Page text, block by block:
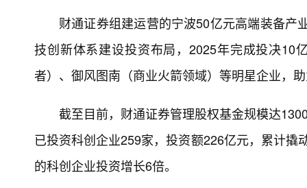
财通证券组建运营的宁波50亿元高端装备产
技创新体系建设投资布局，2025年完成投决10
者）、御风图南（商业火箭领域）等明星企业，
截至目前，财通证券管理股权基金规模达
已投资科创企业259家，投资额226亿元，累计撬
的科创企业投资增长6倍。